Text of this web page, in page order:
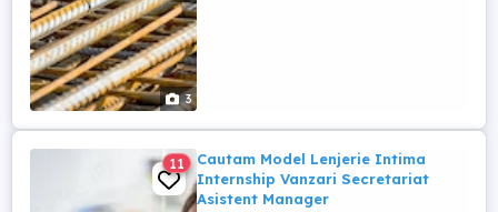
3
11
Cautam Model Lenjerie Intima
Internship Vanzari Secretariat
Asistent Manager